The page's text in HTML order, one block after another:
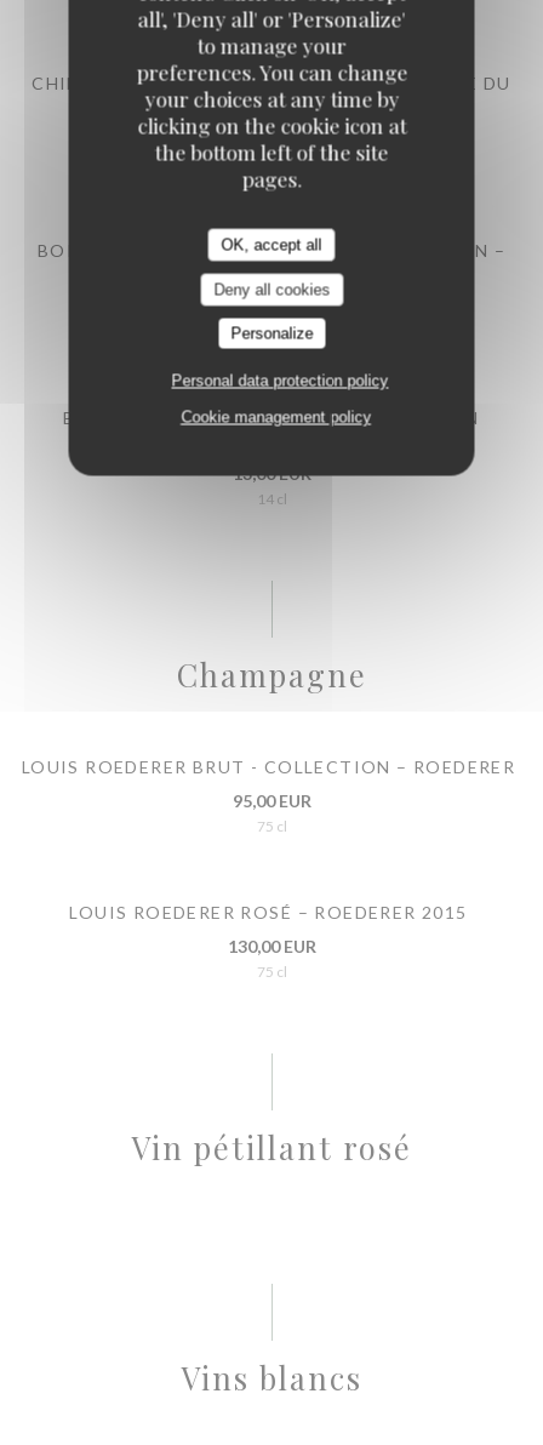
all', 'Deny all' or 'Personalize'
to manage your
preferences. You can change
your choices at any time by
clicking on the cookie icon at
the bottom left of the site
pages.
OK, accept all
Deny all cookies
Personalize
Personal data protection policy
Cookie management policy
CHINON - AOP – LE PETIT CHEMIN – DOMAINE DU
SAUT AU LOUP 2024
9,00 EUR
14 cl
BORDEAUX - AOC - INSPIRER PAR HAUT-BRION –
CLARENCE DILLON 2018
10,00 EUR
14 cl
BOURGOGNE -AOC – PINOT NOIR – JUSTIN
13,00 EUR
14 cl
Champagne
LOUIS ROEDERER BRUT - COLLECTION – ROEDERER
95,00 EUR
75 cl
LOUIS ROEDERER ROSÉ – ROEDERER 2015
130,00 EUR
75 cl
Vin pétillant rosé
Vins blancs